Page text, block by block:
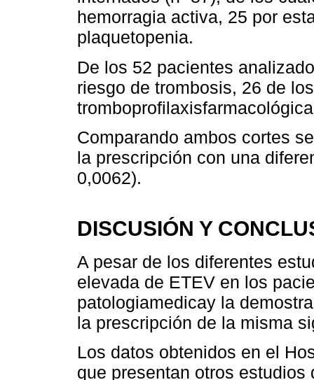
hemorragia activa, 25 por
plaquetopenia.
De los 52 pacientes
riesgo de trombosis, 26 de
Comparando ambos cortes
la prescripción con una
0,0062).
DISCUSIÓN Y
A pesar de los diferentes
elevada de ETEV en los
patologiamedicay la
la prescripción de la misma
Los datos obtenidos en el
que presentan otros